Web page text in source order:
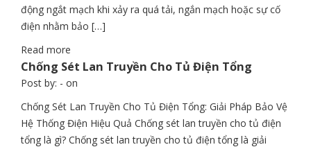
động ngắt mạch khi xảy ra quá tải, ngắn mạch hoặc sự cố
điện nhằm bảo […]
Read more
Chống Sét Lan Truyền Cho Tủ Điện Tổng
Post by: - on
Chống Sét Lan Truyền Cho Tủ Điện Tổng: Giải Pháp Bảo Vệ
Hệ Thống Điện Hiệu Quả Chống sét lan truyền cho tủ điện
tổng là gì? Chống sét lan truyền cho tủ điện tổng là giải